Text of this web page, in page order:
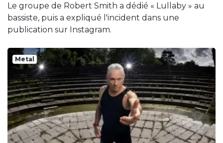
Le groupe de Robert Smith a dédié « Lullaby » au
bassiste, puis a expliqué l'incident dans une
publication sur Instagram.
Metal